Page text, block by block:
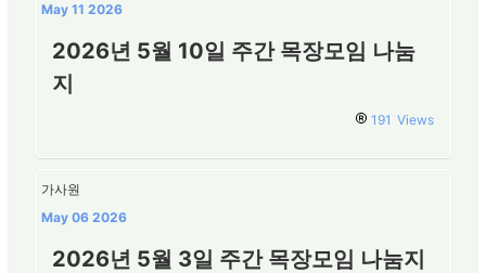
May 11 2026
2026년 5월 10일 주간 목장모임 나눔
지
191 Views
가사원
May 06 2026
2026년 5월 3일 주간 목장모임 나눔지